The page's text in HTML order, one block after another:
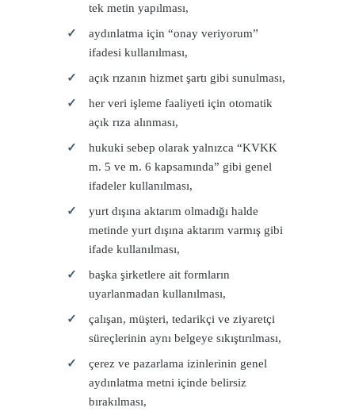
tek metin yapılması,
aydınlatma için “onay veriyorum”
ifadesi kullanılması,
açık rızanın hizmet şartı gibi sunulması,
her veri işleme faaliyeti için otomatik
açık rıza alınması,
hukuki sebep olarak yalnızca “KVKK
m. 5 ve m. 6 kapsamında” gibi genel
ifadeler kullanılması,
yurt dışına aktarım olmadığı halde
metinde yurt dışına aktarım varmış gibi
ifade kullanılması,
başka şirketlere ait formların
uyarlanmadan kullanılması,
çalışan, müşteri, tedarikçi ve ziyaretçi
süreçlerinin aynı belgeye sıkıştırılması,
çerez ve pazarlama izinlerinin genel
aydınlatma metni içinde belirsiz
bırakılması,